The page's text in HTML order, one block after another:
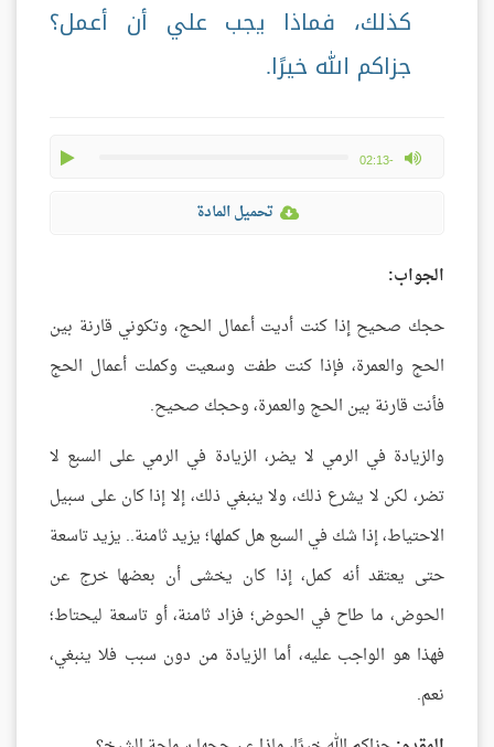
كذلك، فماذا يجب علي أن أعمل؟
جزاكم الله خيرًا.
-02:13
max volume
تحميل المادة
الجواب:
حجك صحيح إذا كنت أديت أعمال الحج، وتكوني قارنة بين
الحج والعمرة، فإذا كنت طفت وسعيت وكملت أعمال الحج
فأنت قارنة بين الحج والعمرة، وحجك صحيح.
والزيادة في الرمي لا يضر، الزيادة في الرمي على السبع لا
تضر، لكن لا يشرع ذلك، ولا ينبغي ذلك، إلا إذا كان على سبيل
الاحتياط، إذا شك في السبع هل كملها؛ يزيد ثامنة.. يزيد تاسعة
حتى يعتقد أنه كمل، إذا كان يخشى أن بعضها خرج عن
الحوض، ما طاح في الحوض؛ فزاد ثامنة، أو تاسعة ليحتاط؛
فهذا هو الواجب عليه، أما الزيادة من دون سبب فلا ينبغي،
نعم.